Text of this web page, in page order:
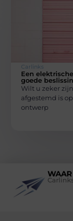
Carlinks
Een
goede
Wilt u zeker
afgestemd is
ontwerp